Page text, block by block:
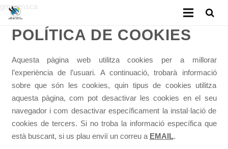
Inici
Reserves Classes
Reserves Lloguer
Lloguer de material
gmsgmsca
POLÍTICA DE COOKIES
Aquesta pàgina web utilitza cookies per a millorar
l’experiència de l’usuari. A continuació, trobarà informació
sobre que són les cookies, quin tipus de cookies utilitza
aquesta pàgina, com pot desactivar les cookies en el seu
navegador i com desactivar específicament la instal·lació de
cookies de tercers. Si no troba la informació específica que
està buscant, si us plau enviï un correu a EMAIL.